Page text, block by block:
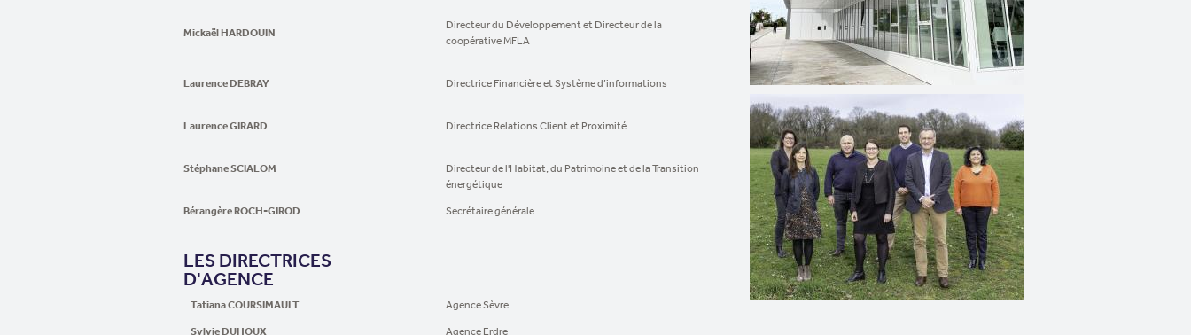
Mickaël HARDOUIN
Directeur du Développement et Directeur de la
coopérative MFLA
Laurence DEBRAY Directrice Financière et Système d’informations
Laurence GIRARD Directrice Relations Client et Proximité
Stéphane SCIALOM
Directeur de l'Habitat, du Patrimoine et de la Transition
énergétique
Bérangère ROCH-GIROD Secrétaire générale
LES DIRECTRICES
D'AGENCE
Tatiana COURSIMAULT Agence Sèvre
Sylvie DUHOUX Agence Erdre